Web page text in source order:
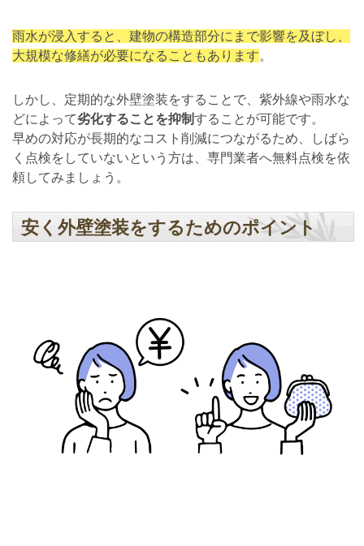
雨水が浸入すると、建物の構造部分にまで影響を及ぼし、
大規模な修繕が必要になることもあります。
しかし、定期的な外壁塗装をすることで、紫外線や雨水な
どによって劣化することを抑制することが可能です。
早めの対応が長期的なコスト削減につながるため、しばら
く点検をしていないという方は、専門業者へ無料点検を依
頼してみましょう。
安く外壁塗装をするためのポイント